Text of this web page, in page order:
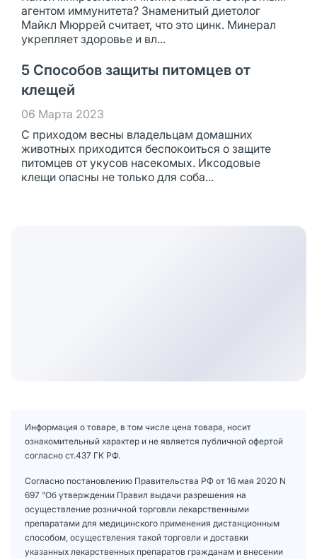
агентом иммунитета? Знаменитый диетолог
Майкл Мюррей считает, что это цинк. Минерал
укрепляет здоровье и вл...
5 Способов защиты питомцев от
клещей
06 Марта 2023
С приходом весны владельцам домашних
животных приходится беспокоиться о защите
питомцев от укусов насекомых. Иксодовые
клещи опасны не только для соба...
Информация о товаре, в том числе цена товара, носит
ознакомительный характер и не является публичной офертой
согласно ст.437 ГК РФ.
Согласно постановлению Правительства РФ от 16 мая 2020 N
697 "Об утверждении Правил выдачи разрешения на
осуществление розничной торговли лекарственными
препаратами для медицинского применения дистанционным
способом, осуществления такой торговли и доставки
указанных лекарственных препаратов гражданам и внесении